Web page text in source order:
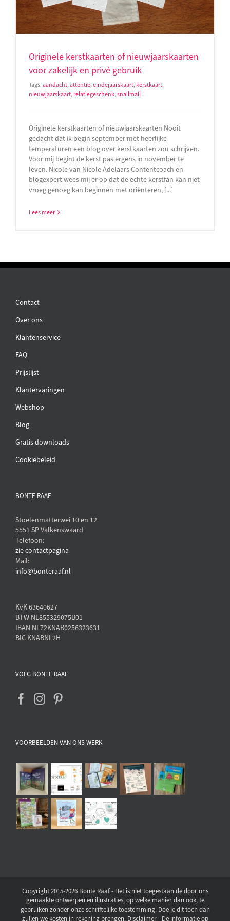
Originele kerstkaarten of nieuwjaarskaarten
voor zakelijk en privé gebruik
Tags:aandacht,attentie,eindejaarskaart,kerstkaart,
nieuwjaarskaart,relatiegeschenk,snailmail
Originele kerstkaarten of nieuwjaarskaarten Nooit
gedacht dat ik begin september met heerlijke
temperaturen een blog over kerstkaarten zou schrijven.
Voor mij begint de kerst pas ergens in november te
leven. Nicole van Nicole Adelaars Contentcoach en
blogexpert wees mij er op dat de echte kerstfan kan niet
vroeg genoeg kan beginnen met oriënteren, [...]
Lees meer
Contact
Over ons
Klantenservice
FAQ
Prijslijst
Klantervaringen
Webshop
Blog
Gratis downloads
Cookiebeleid
BONTE RAAF
Stoelenmatterwei 10 en 12
5551 SP Valkenswaard
Telefoon:
zie contactpagina
Mail:
info@bonteraaf.nl
KvK 63640627
BTW NL855329075B01
IBAN NL72KNAB0256323631
BIC KNABNL2H
VOLG BONTE RAAF
VOORBEELDEN VAN ONS WERK
Copyright 2015-2026 Bonte Raaf - Het is niet toegestaan de door ons
gemaakte ontwerpen en illustraties, op welke manier dan ook, te
gebruiken zonder onze schriftelijke toestemming. Doe je dit toch dan
zullen we kosten in rekening brengen. Disclaimer - De informatie op